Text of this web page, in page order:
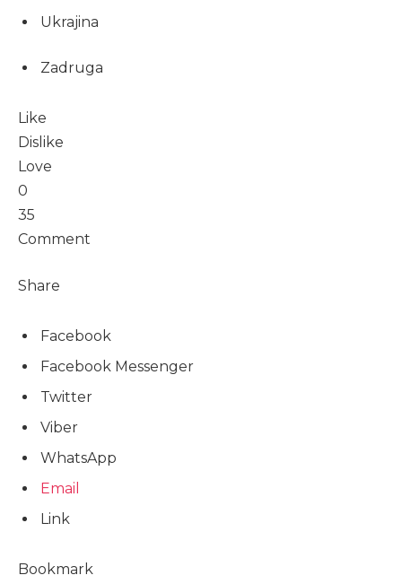
Ukrajina
Zadruga
Like
Dislike
Love
0
35
Comment
Share
Facebook
Facebook Messenger
Twitter
Viber
WhatsApp
Email
Link
Bookmark